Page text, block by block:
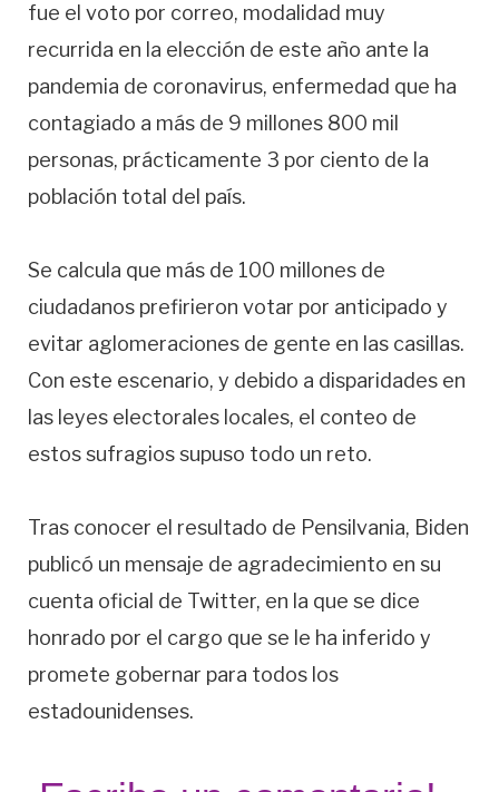
fue el voto por correo, modalidad muy
recurrida en la elección de este año ante la
pandemia de coronavirus, enfermedad que ha
contagiado a más de 9 millones 800 mil
personas, prácticamente 3 por ciento de la
población total del país.
Se calcula que más de 100 millones de
ciudadanos prefirieron votar por anticipado y
evitar aglomeraciones de gente en las casillas.
Con este escenario, y debido a disparidades en
las leyes electorales locales, el conteo de
estos sufragios supuso todo un reto.
Tras conocer el resultado de Pensilvania, Biden
publicó un mensaje de agradecimiento en su
cuenta oficial de Twitter, en la que se dice
honrado por el cargo que se le ha inferido y
promete gobernar para todos los
estadounidenses.